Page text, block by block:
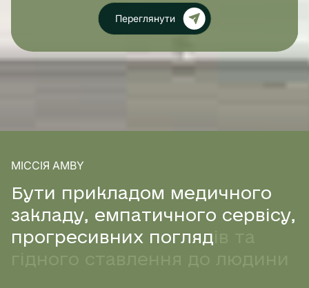
Кардіологія
Онлайн консультації
Отоларингологія
Переглянути
МІССІЯ AMBY
Бути при кладом медичного
за кладу, емпатичного сервісу,
прогресивних погляд